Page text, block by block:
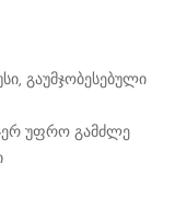
გაუმჯობესებული
უფრო გამძლე